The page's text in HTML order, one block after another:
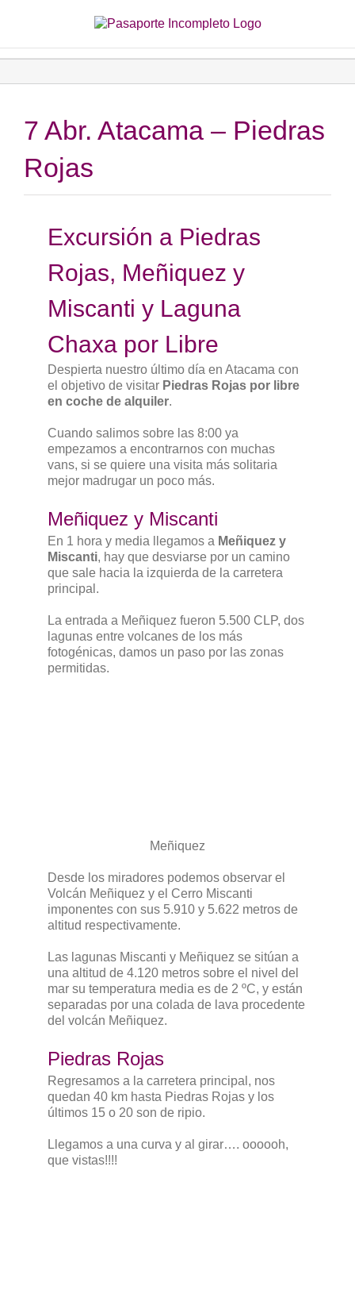
7 Abr. Atacama – Piedras
Rojas
Excursión a Piedras
Rojas, Meñiquez y
Miscanti y Laguna
Chaxa por Libre
Despierta nuestro último día en Atacama con
el objetivo de visitar Piedras Rojas por libre
en coche de alquiler.
Cuando salimos sobre las 8:00 ya
empezamos a encontrarnos con muchas
vans, si se quiere una visita más solitaria
mejor madrugar un poco más.
Meñiquez y Miscanti
En 1 hora y media llegamos a Meñiquez y
Miscanti, hay que desviarse por un camino
que sale hacia la izquierda de la carretera
principal.
La entrada a Meñiquez fueron 5.500 CLP, dos
lagunas entre volcanes de los más
fotogénicas, damos un paso por las zonas
permitidas.
Meñiquez
Desde los miradores podemos observar el
Volcán Meñiquez y el Cerro Miscanti
imponentes con sus 5.910 y 5.622 metros de
altitud respectivamente.
Las lagunas Miscanti y Meñiquez se sitúan a
una altitud de 4.120 metros sobre el nivel del
mar su temperatura media es de 2 ºC, y están
separadas por una colada de lava procedente
del volcán Meñiquez.
Piedras Rojas
Regresamos a la carretera principal, nos
quedan 40 km hasta Piedras Rojas y los
últimos 15 o 20 son de ripio.
Llegamos a una curva y al girar…. oooooh,
que vistas!!!!